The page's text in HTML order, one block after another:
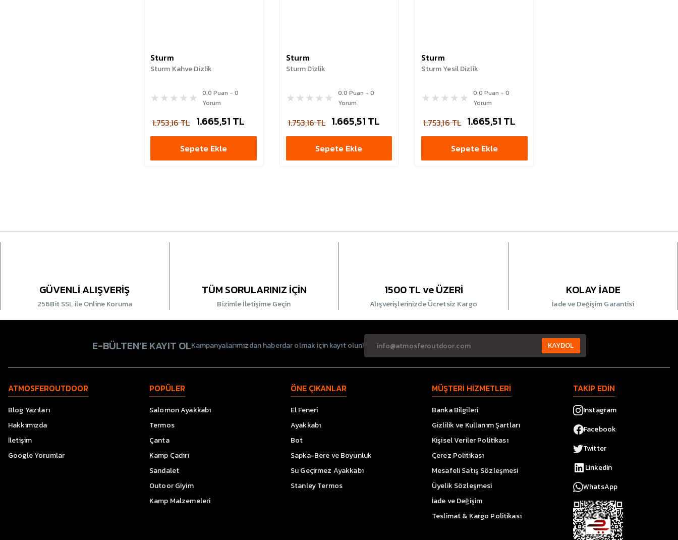
Sturm
Sturm Kahve Dizlik
0.0 Puan - 0
Yorum
1.753,16 TL 1.665,51 TL
Sepete Ekle
Sturm
Sturm Dizlik
0.0 Puan - 0
Yorum
1.753,16 TL 1.665,51 TL
Sepete Ekle
Sturm
Sturm Yesil Dizlik
0.0 Puan - 0
Yorum
1.753,16 TL 1.665,51 TL
Sepete Ekle
GÜVENLİ ALIŞVERİŞ
256Bit SSL ile Online Koruma
TÜM SORULARINIZ İÇİN
Bizimle İletişime Geçin
1500 TL ve ÜZERİ
Alışverişlerinizde Ücretsiz Kargo
KOLAY İADE
İade ve Değişim Garantisi
E-BÜLTEN’E KAYIT OLKampanyalarımızdan haberdar olmak için kayıt olun! KAYDOL
ATMOSFEROUTDOOR
Blog Yazıları
Hakkımızda
İletişim
Google Yorumlar
POPÜLER
Salomon Ayakkabı
Termos
Çanta
Kamp Çadırı
Sandalet
Outoor Giyim
Kamp Malzemeleri
ÖNE ÇIKANLAR
El Feneri
Ayakkabı
Bot
Sapka-Bere ve Boyunluk
Su Geçirmez Ayakkabı
Stanley Termos
MÜŞTERİ HİZMETLERİ
Banka Bilgileri
Gizlilik ve Kullanım Şartları
Kişisel Veriler Politikası
Çerez Politikası
Mesafeli Satış Sözleşmesi
Üyelik Sözleşmesi
İade ve Değişim
Teslimat & Kargo Politikası
TAKİP EDİN
Instagram
Facebook
Twitter
LinkedIn
WhatsApp